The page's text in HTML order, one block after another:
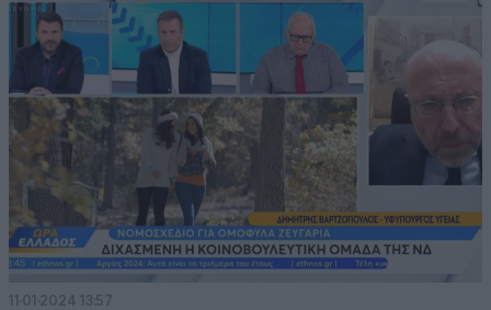
11·01·2024 13:57